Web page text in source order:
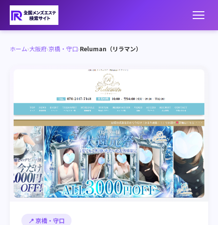
ホーム›大阪府›京橋・守口›Reluman（リラマン）
📍 京橋・守口